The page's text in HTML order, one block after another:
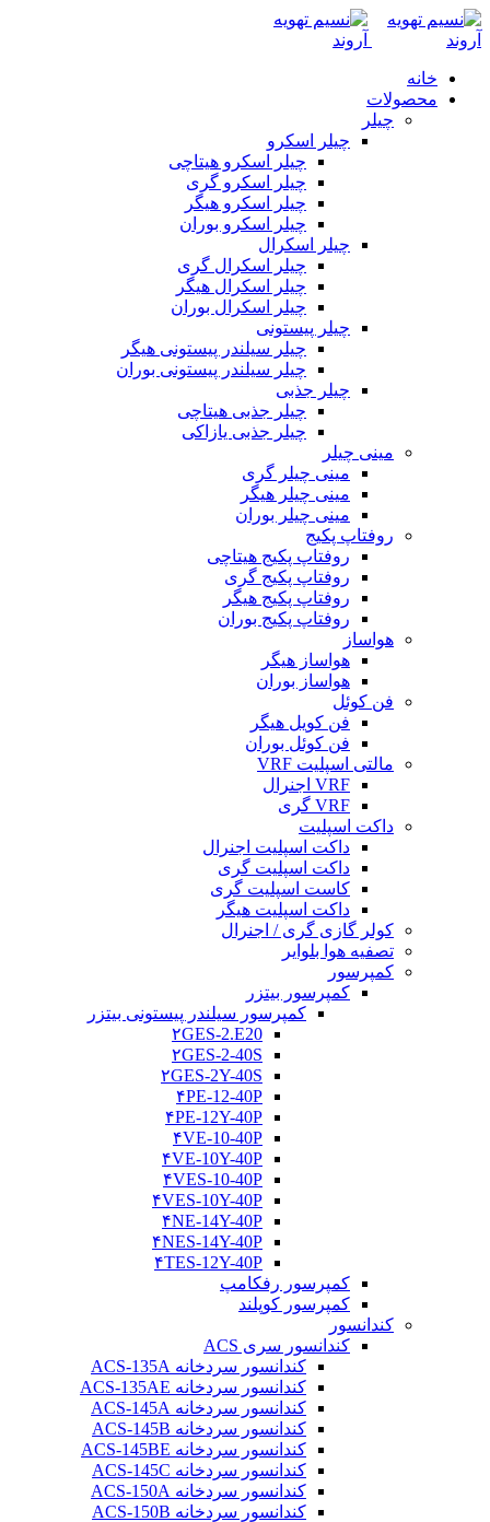
خانه
محصولات
چیلر
چیلر اسکرو
چیلر اسکرو هیتاچی
چیلر اسکرو گری
چیلر اسکرو هیگر
چیلر اسکرو بوران
چیلر اسکرال
چیلر اسکرال گری
چیلر اسکرال هیگر
چیلر اسکرال بوران
چیلر پیستونی
چیلر سیلندر پیستونی هیگر
چیلر سیلندر پیستونی بوران
چیلر جذبی
چیلر جذبی هیتاچی
چیلر جذبی یازاکی
مینی چیلر
مینی چیلر گری
مینی چیلر هیگر
مینی چیلر بوران
روفتاپ پکیج
روفتاپ پکیج هیتاچی
روفتاپ پکیج گری
روفتاپ پکیج هیگر
روفتاپ پکیج بوران
هواساز
هواساز هیگر
هواساز بوران
فن کوئل
فن کویل هیگر
فن کوئل بوران
مالتی اسپلیت VRF
VRF اجنرال
VRF گری
داکت اسپلیت
داکت اسپلیت اجنرال
داکت اسپلیت گری
کاست اسپلیت گری
داکت اسپلیت هیگر
کولر گازی گری / اجنرال
تصفیه هوا بلوایر
کمپرسور
کمپرسور بیتزر
کمپرسور سیلندر پیستونی بیتزر
۲GES-2.E20
۲GES-2-40S
۲GES-2Y-40S
۴PE-12-40P
۴PE-12Y-40P
۴VE-10-40P
۴VE-10Y-40P
۴VES-10-40P
۴VES-10Y-40P
۴NE-14Y-40P
۴NES-14Y-40P
۴TES-12Y-40P
کمپرسور رفکامپ
کمپرسور کوپلند
کندانسور
کندانسور سری ACS
کندانسور سردخانه ACS-135A
کندانسور سردخانه ACS-135AE
کندانسور سردخانه ACS-145A
کندانسور سردخانه ACS-145B
کندانسور سردخانه ACS-145BE
کندانسور سردخانه ACS-145C
کندانسور سردخانه ACS-150A
کندانسور سردخانه ACS-150B